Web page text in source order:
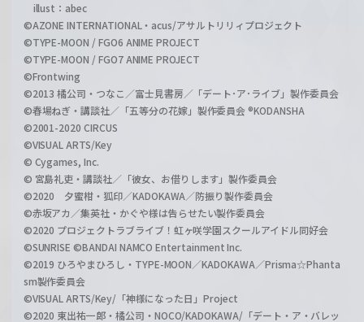
illust：abec
©AZONE INTERNATIONAL・acus/アサルトリリィプロジェクト
©TYPE-MOON / FGO6 ANIME PROJECT
©TYPE-MOON / FGO7 ANIME PROJECT
©Frontwing
©2013 橘公司・つなこ／富士見書房／「デート･ア･ライブ」製作委員会
©春場ねぎ・講談社／「五等分の花嫁」製作委員会 ®KODANSHA
©2001-2020 CIRCUS
©VISUAL ARTS/Key
© Cygames, Inc.
© 宮島礼吏・講談社／「彼女、お借りします」製作委員会
©2020 夕蜜柑・狐印／KADOKAWA／防振り製作委員会
©赤坂アカ／集英社・かぐや様は告らせたい製作委員会
©2020 プロジェクトラブライブ！虹ヶ咲学園スクールアイドル同好会
©SUNRISE ©BANDAI NAMCO Entertainment Inc.
©2019 ひろやまひろし・TYPE-MOON／KADOKAWA／Prisma☆Phanta
sm製作委員会
©VISUAL ARTS/Key/「神様になった日」Project
©2020 東出祐一郎・橘公司・NOCO/KADOKAWA/「デート・ア・バレッ